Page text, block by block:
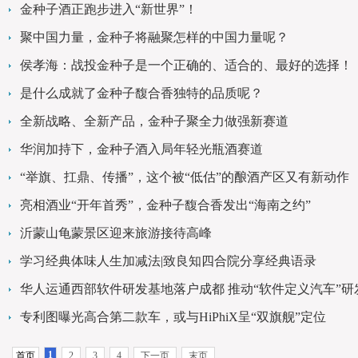
金种子酒正跑步进入“新世界”！
聚中国力量，金种子将融聚怎样的中国力量呢？
侯孝海：战投金种子是一个正确的、适合的、最好的选择！
是什么成就了金种子馥合香独特的品质呢？
全新战略、全新产品，金种子聚全力做强新赛道
华润加持下，金种子酒入局年轻光瓶酒赛道
“举旗、扛鼎、传播”，这个被“低估”的酿酒产区又有新动作
亮相酒业“开年首秀”，金种子馥合香发出“海南之约”
沂蒙山龟蒙景区迎来旅游接待高峰
学习经典体味人生加减法|致良知四合院分享经典语录
华人运通西部软件研发基地落户成都 推动“软件定义汽车”研
专利图曝光高合第二款车，或与HiPhiX呈“双旗舰”定位
首页 1 2 3 4 下一页 末页